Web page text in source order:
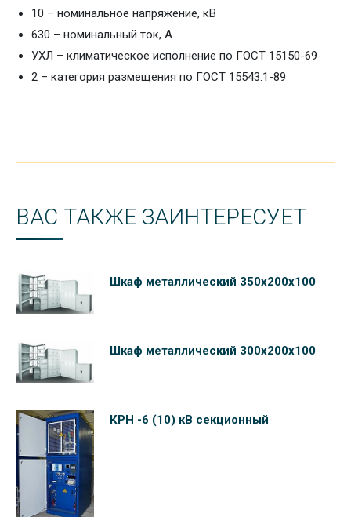
10 – номинальное напряжение, кВ
630 – номинальный ток, А
УХЛ – климатическое исполнение по ГОСТ 15150-69
2 – категория размещения по ГОСТ 15543.1-89
ВАС ТАКЖЕ ЗАИНТЕРЕСУЕТ
Шкаф металлический 350х200х100
Шкаф металлический 300х200х100
КРН -6 (10) кВ секционный